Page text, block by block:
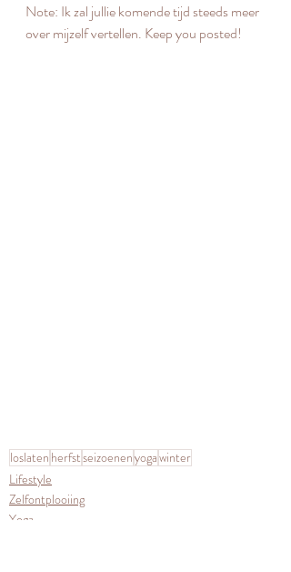
Note: Ik zal jullie komende tijd steeds meer
over mijzelf vertellen. Keep you posted!
loslaten herfstseizoenenyogawinter
Lifestyle
Zelfontplooiing
Yoga